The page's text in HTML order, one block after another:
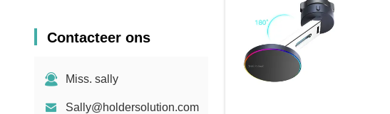
Contacteer ons
Miss. sally
Sally@holdersolution.com